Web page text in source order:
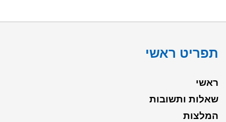
תפריט ראשי
ראשי
שאלות ותשובות
המלצות